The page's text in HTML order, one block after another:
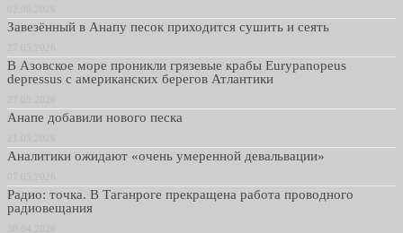
Завезённый в Анапу песок приходится сушить и сеять
В Азовское море проникли грязевые крабы Eurypanopeus
depressus с американских берегов Атлантики
Анапе добавили нового песка
Аналитики ожидают «очень умеренной девальвации»
Радио: точка. В Таганроге прекращена работа проводного
радиовещания